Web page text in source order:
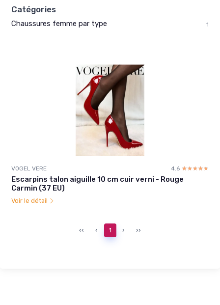
Catégories
Chaussures femme par type 1
VOGEL VERE 4.6 ☆☆☆☆☆
★★★★★
Escarpins talon aiguille 10 cm cuir verni - Rouge
Carmin (37 EU)
Voir le détail
‹‹ ‹ 1 › ››